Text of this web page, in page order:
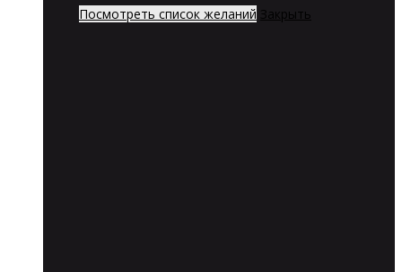
Посмотреть список желаний Закрыть